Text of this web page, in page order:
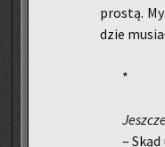
pro­stą.
dzie
*
–